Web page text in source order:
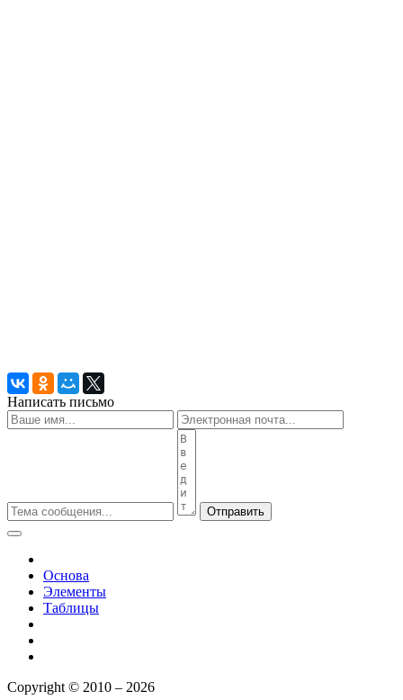
Написать письмо
Отправить
Основа
Элементы
Таблицы
Copyright © 2010 – 2026